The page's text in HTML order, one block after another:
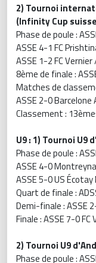
2) Tournoi
(Infinity Cup
Phase de poule :
ASSE 4-1 FC
ASSE 1-2 FC Vernier
8ème de finale :
Matches de
ASSE 2-0
Classement :
U9 : 1) Tournoi U9
Phase de poule :
ASSE 4-0
ASSE 5-0 US
Quart de finale :
Demi-finale : ASSE
Finale : ASSE 7-0
2) Tournoi U9
Phase de poule :